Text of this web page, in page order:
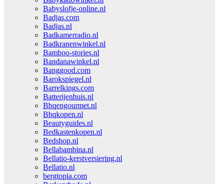
Babyslofje-online.nl
Badjas.com
Badjas.nl
Badkamerradio.nl
Badkranenwinkel.nl
Bamboo-stories.nl
Bandanawinkel.nl
Banggood.com
Barokspiegel.nl
Barrelkings.com
Batterijenhuis.nl
Bbqengourmet.nl
Bbqkopen.nl
Beautyguides.nl
Bedkastenkopen.nl
Bedshop.nl
Bellabambina.nl
Bellatio-kerstversiering.nl
Bellatio.nl
bergtopia.com